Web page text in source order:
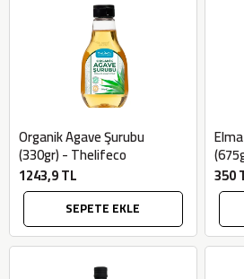
Organik Agave Şurubu
(330gr) - Thelifeco
1243,9 TL
SEPETE EKLE
350
BU HAFTANIN
2100,00 TL
Güney